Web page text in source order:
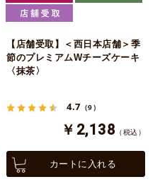
【店舗受取】＜西日本店舗＞季
節のプレミアムWチーズケーキ
〈抹茶〉
4.7 （9）
￥2,138 （税込）
カートに入れる